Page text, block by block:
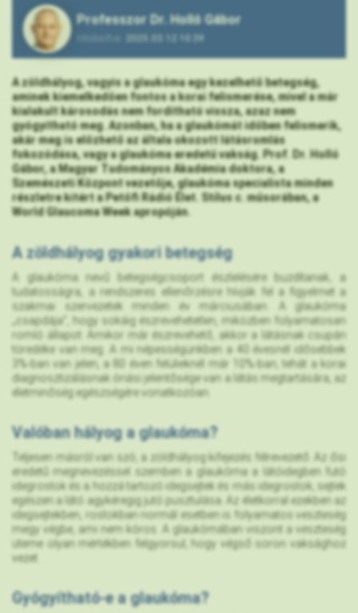
Professzor Dr. Holló Gábor
2025.03.12 10:39
A zöldhályog, vagyis a glaukóma egy kezelhető betegség,
aminek kiemelkedően fontos a korai felismerése, mivel a már
kialakult károsodás nem fordítható vissza, azaz nem
gyógyítható meg. Azonban, ha a glaukómát időben felismerik,
akár meg is előzhető az általa okozott látásromlás
fokozódása, vagy a glaukóma eredetű vakság. Prof. Dr. Holló
Gábor, a Magyar Tudományos Akadémia doktora, a
Szemészeti Központ vezetője, glaukóma specialista minden
részletre kitért a Petőfi Rádió Élet. Stílus c. műsorában, a
World Glaucoma Week apropóján.
A zöldhályog gyakori betegség
A glaukóma nevű betegségcsoport észlelésére buzdítanak, a
tudatosságra, a rendszeres ellenőrzésre hívják fel a figyelmet a
szakmai szervezetek minden év márciusában. A glaukóma
„csapdája”, hogy sokáig észrevehetetlen, miközben folyamatosan
romló állapot. Amikor már észrevehető, akkor a látásnak csupán
töredéke van meg. A mi népességünkben a 40 évesnél idősebbek
3%-ban van jelen, a 80 éven felülieknél már 10%-ban, tehát a korai
diagnosztizálásnak óriási jelentősége van a látás megtartására, az
életminőség egészségére vonatkozóan.
Valóban hályog a glaukóma?
Teljesen másról van szó, a zöldhályog kifejezés félrevezető. Az ősi
eredetű megnevezéssel szemben a glaukóma a látóidegben futó
idegrostok és a hozzá tartozó idegsejtek és más idegrostok, sejtek
egészen a látó agykéregig jutó pusztulása. Az életkorral ezekben az
idegsejtekben, rostokban normál esetben is folyamatos veszteség
megy végbe, ami nem kóros. A glaukómában viszont a veszteség
üteme olyan mértékben felgyorsul, hogy végső soron vaksághoz
vezet.
Gyógyítható-e a glaukóma?